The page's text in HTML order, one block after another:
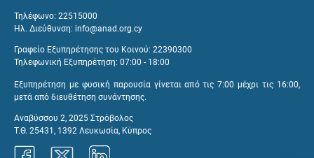
Τηλέφωνο: 22515000
Ηλ. Διεύθυνση: info@anad.org.cy
Γραφείο Εξυπηρέτησης του Κοινού: 22390300
Τηλεφωνική Εξυπηρέτηση: 07:00 - 18:00
Εξυπηρέτηση με φυσική παρουσία γίνεται από τις 7:00 μέχρι τις 16:00,
μετά από διευθέτηση συνάντησης.
Αναβύσσου 2, 2025 Στρόβολος
Τ.Θ. 25431, 1392 Λευκωσία, Κύπρος